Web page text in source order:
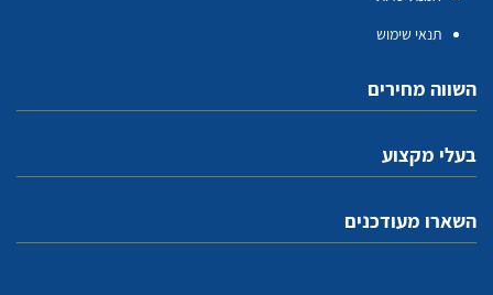
תנאי שימוש
השווה מחירים
בעלי מקצוע
השארו מעודכנים